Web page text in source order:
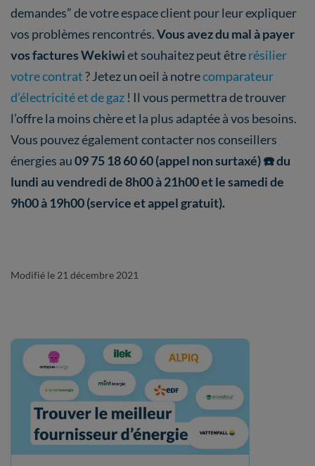
demandes” de votre espace client pour leur expliquer
vos problèmes rencontrés.Vous avez du mal à payer
vos factures Wekiwiet souhaitez peut êtrerésilier
votre contrat? Jetez un oeil à notrecomparateur
d’électricité et de gaz ! Il vous permettra de trouver
l’offre la moins chère et la plus adaptée à vos besoins.
Vous pouvez également contacter nos conseillers
énergies au09 75 18 60 60 (appel non surtaxé) ☎️ du
lundi au vendredi de 8h00 à 21h00 et le samedi de
9h00 à 19h00 (service et appel gratuit).
Modifié le 21 décembre 2021